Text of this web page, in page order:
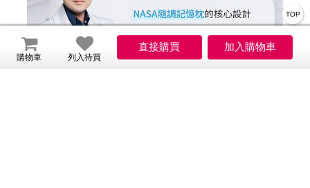
TOP
購物車 列入待買